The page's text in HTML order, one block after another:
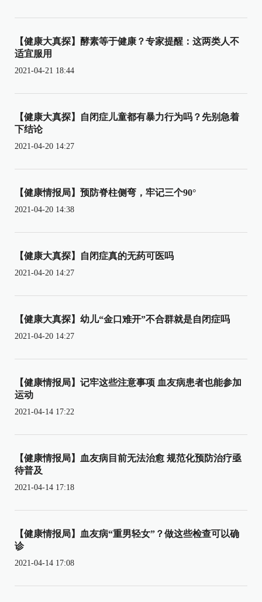
【健康大真探】酵素等于健康？专家提醒：这两类人不
适宜服用
2021-04-21 18:44
【健康大真探】自闭症儿童都有暴力行为吗？先别急着
下结论
2021-04-20 14:27
【健康情报局】预防脊柱侧弯，牢记三个90°
2021-04-20 14:38
【健康大真探】自闭症真的无药可医吗
2021-04-20 14:27
【健康大真探】幼儿“金口难开”不合群就是自闭症吗
2021-04-20 14:27
【健康情报局】记牢这些注意事项 血友病患者也能参加
运动
2021-04-14 17:22
【健康情报局】血友病目前无法治愈 规范化预防治疗亟
待普及
2021-04-14 17:18
【健康情报局】血友病“重男轻女”？做这些检查可以确
诊
2021-04-14 17:08